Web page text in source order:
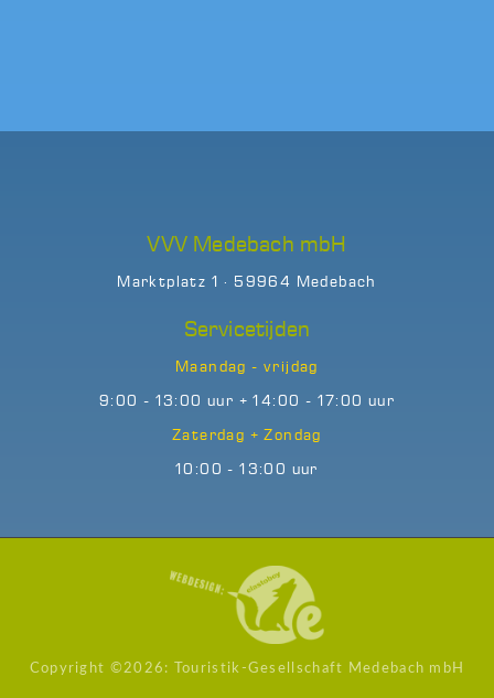
VVV Medebach mbH
Marktplatz 1 · 59964 Medebach
Servicetijden
Maandag - vrijdag
9:00 - 13:00 uur + 14:00 - 17:00 uur
Zaterdag + Zondag
10:00 - 13:00 uur
Copyright ©2026: Touristik-Gesellschaft Medebach mbH